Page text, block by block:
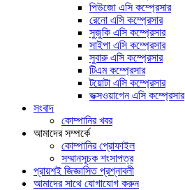
পিউজো এসি কম্প্রেসার
রেনো এসি কম্প্রেসার
সুজুকি এসি কম্প্রেসার
সাইপা এসি কম্প্রেসার
সুবারু এসি কম্প্রেসার
টিএম কম্প্রেসার
টয়োটা এসি কম্প্রেসার
ভক্সওয়াগেন এসি কম্প্রেসার
সংবাদ
কোম্পানির খবর
আমাদের সম্পর্কে
কোম্পানির প্রোফাইল
সম্মানসূচক শংসাপত্র
প্রায়শই জিজ্ঞাসিত প্রশ্নাবলী
আমাদের সাথে যোগাযোগ করুন